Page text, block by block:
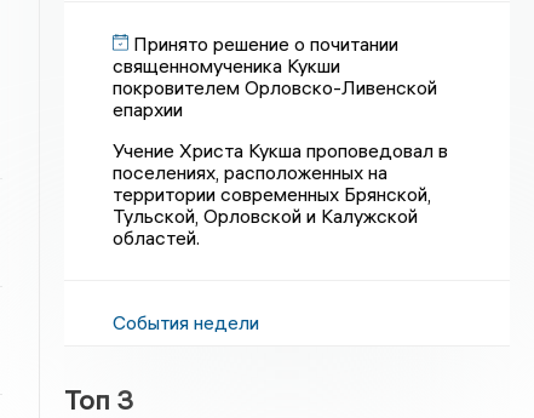
Принято решение о почитании
священномученика Кукши
покровителем Орловско-Ливенской
епархии
Учение Христа Кукша проповедовал в
поселениях, расположенных на
территории современных Брянской,
Тульской, Орловской и Калужской
областей.
События недели
Топ 3